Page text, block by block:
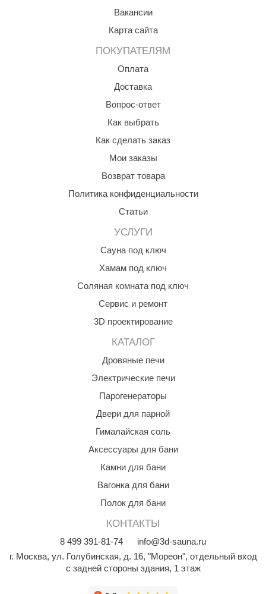
Вакансии
Карта сайта
ПОКУПАТЕЛЯМ
Оплата
Доставка
Вопрос-ответ
Как выбрать
Как сделать заказ
Мои заказы
Возврат товара
Политика конфиденциальности
Статьи
УСЛУГИ
Сауна под ключ
Хамам под ключ
Соляная комната под ключ
Сервис и ремонт
3D проектирование
КАТАЛОГ
Дровяные печи
Электрические печи
Парогенераторы
Двери для парной
Гималайская соль
Аксессуары для бани
Камни для бани
Вагонка для бани
Полок для бани
КОНТАКТЫ
8 499 391-81-74
info@3d-sauna.ru
г. Москва, ул. Голубинская, д. 16, "Мореон", отдельный вход
с задней стороны здания, 1 этаж